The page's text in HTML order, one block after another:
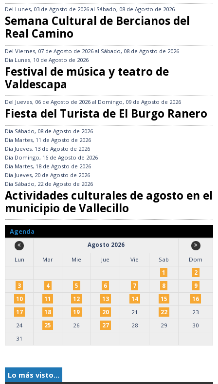
Del Lunes, 03 de Agosto de 2026 al Sábado, 08 de Agosto de 2026
Semana Cultural de Bercianos del
Real Camino
Del Viernes, 07 de Agosto de 2026 al Sábado, 08 de Agosto de 2026
Día Lunes, 10 de Agosto de 2026
Festival de música y teatro de
Valdescapa
Del Jueves, 06 de Agosto de 2026 al Domingo, 09 de Agosto de 2026
Fiesta del Turista de El Burgo Ranero
Día Sábado, 08 de Agosto de 2026
Día Martes, 11 de Agosto de 2026
Día Jueves, 13 de Agosto de 2026
Día Domingo, 16 de Agosto de 2026
Día Martes, 18 de Agosto de 2026
Día Jueves, 20 de Agosto de 2026
Día Sábado, 22 de Agosto de 2026
Actividades culturales de agosto en el
municipio de Vallecillo
Agenda
Agosto 2026
Lun
Mar Mie Jue Vie Sab
Dom
1
2
3
4 5 6 7 8
9
10
11 12 13 14 15
16
17
18 19 20 21 22
23
24
25 26 27 28 29
30
31
Lo más visto...